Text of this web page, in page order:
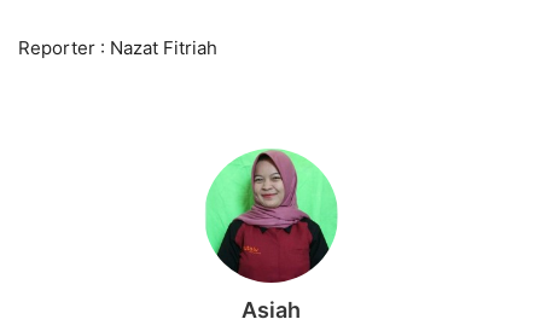
Reporter : Nazat Fitriah
Asiah